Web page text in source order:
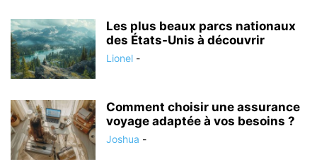
Les plus beaux parcs nationaux
des États-Unis à découvrir
Lionel -
Comment choisir une assurance
voyage adaptée à vos besoins ?
Joshua -